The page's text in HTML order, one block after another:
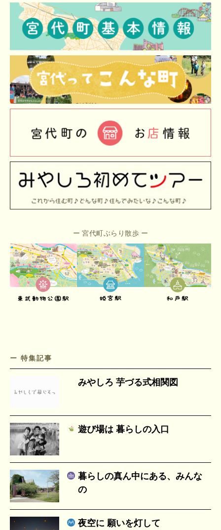
宮代町ぶらり散歩
ー 特集記事
みやしろ 芋づる式相関図
遊び場は 暮らしの入口
暮らしの真ん中にある、みんな
の
夜空に 願いを灯して